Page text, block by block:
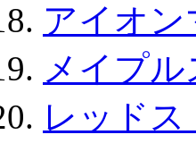
アイオ
メイプ
レッド